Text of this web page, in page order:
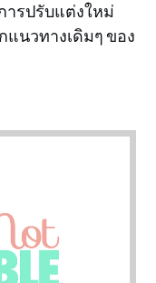
รปรับแต่งใหม่
นวทางเดิมๆ ของ